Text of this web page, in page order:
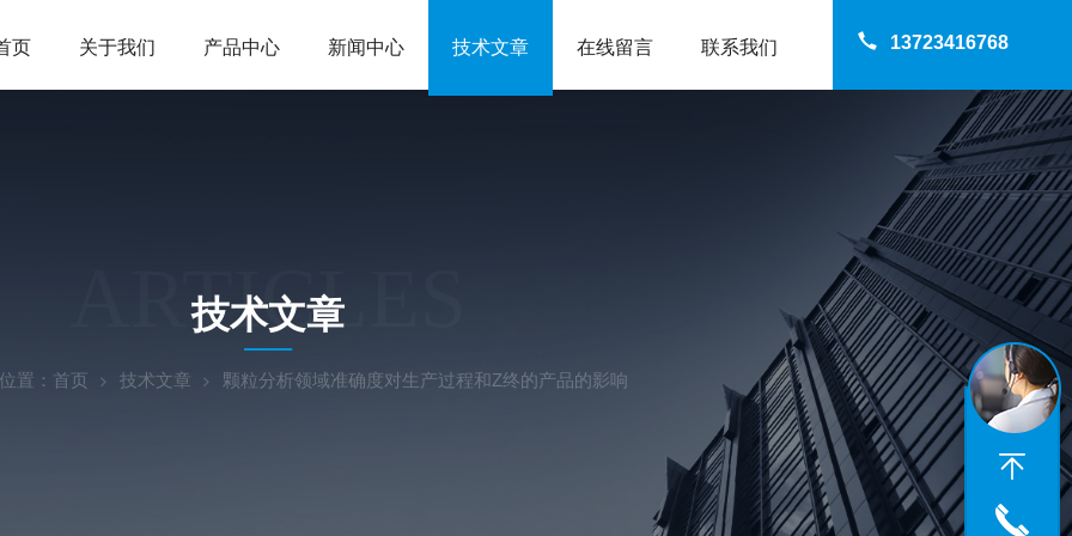
13723416768
页 关于我们 产品中心 新闻中心 技术文章 在线留言 联系我们
ARTICLES
技术文章
置： 首页 技术文章 颗粒分析领域准确度对生产过程和Z终的产品的影响